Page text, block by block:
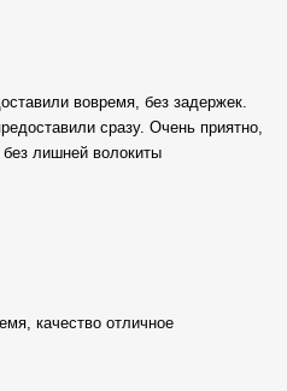
вовремя, без задержек.
сразу. Очень приятно,
без лишней волокиты
качество отличное